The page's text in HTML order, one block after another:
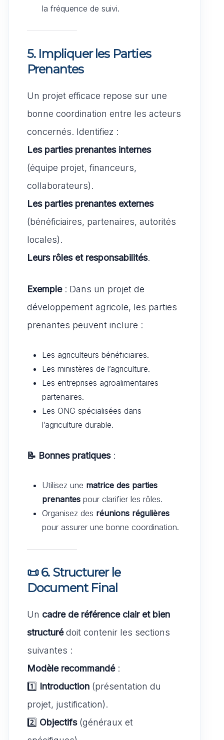
la fréquence de suivi.
5. Impliquer les Parties
Prenantes
Un projet efficace repose sur une
bonne coordination entre les acteurs
concernés. Identifiez :
Les parties prenantes internes
(équipe projet, financeurs,
collaborateurs).
Les parties prenantes externes
(bénéficiaires, partenaires, autorités
locales).
Leurs rôles et responsabilités.
Exemple: Dans un projet de
développement agricole, les parties
prenantes peuvent inclure :
Les agriculteurs bénéficiaires.
Les ministères de l’agriculture.
Les entreprises agroalimentaires
partenaires.
Les ONG spécialisées dans
l’agriculture durable.
📝 Bonnes pratiques:
Utilisez une matrice des parties
prenantes pour clarifier les rôles.
Organisez des réunions régulières
pour assurer une bonne coordination.
📜 6. Structurer le
Document Final
Un cadre de référence clair et bien
structurédoit contenir les sections
suivantes :
Modèle recommandé:
1️⃣ Introduction (présentation du
projet, justification).
2️⃣ Objectifs(généraux et